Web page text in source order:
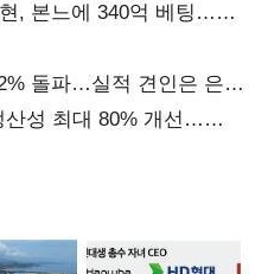
수
, 본느에 340억 베팅…
돌파…실적 견인은 은행
성 최대 80% 개선…